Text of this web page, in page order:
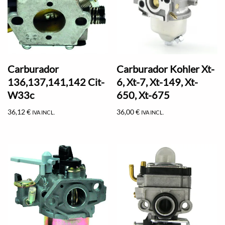
Carburador
136,137,141,142 Cit-
W33c
36,12€ IVA INCL.
Carburador Kohler Xt-
6, Xt-7, Xt-149, Xt-
650, Xt-675
36,00€ IVA INCL.